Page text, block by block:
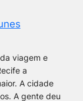
viagem e
a
A cidade
A gente deu